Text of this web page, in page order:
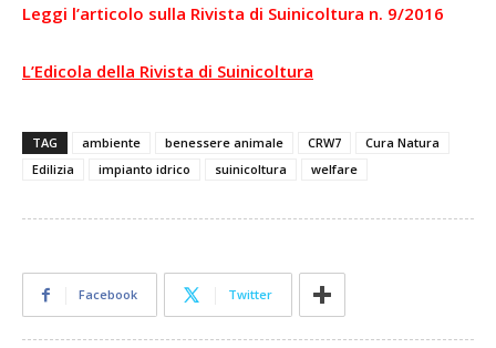
Leggi l’articolo sulla Rivista di Suinicoltura n. 9/2016
L’Edicola della Rivista di Suinicoltura
TAG ambiente benessere animale CRW7
Cura Natura
Edilizia
impianto idrico suinicoltura welfare
Facebook Twitter